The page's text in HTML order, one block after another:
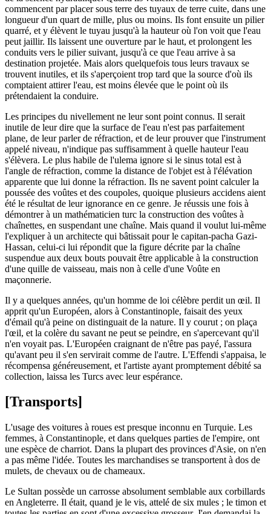
commencent par placer sous terre des tuyaux de terre cuite, dans une
longueur d'un quart de mille, plus ou moins. Ils font ensuite un pilier
quarré, et y élèvent le tuyau jusqu'à la hauteur où l'on voit que l'eau
peut jaillir. Ils laissent une ouverture par le haut, et prolongent les
conduits vers le pilier suivant, jusqu'à ce que l'eau arrive à sa
destination projetée. Mais alors quelquefois tous leurs travaux se
trouvent inutiles, et ils s'aperçoient trop tard que la source d'où ils
comptaient attirer l'eau, est moins élevée que le point où ils
prétendaient la conduire.
Les principes du nivellement ne leur sont point connus. Il serait
inutile de leur dire que la surface de l'eau n'est pas parfaitement
plane, de leur parler de réfraction, et de leur prouver que l'instrument
appelé niveau, n'indique pas suffisamment à quelle hauteur l'eau
s'élèvera. Le plus habile de l'ulema ignore si le sinus total est à
l'angle de réfraction, comme la distance de l'objet est à l'élévation
apparente que lui donne la réfraction. Ils ne savent point calculer la
poussée des voûtes et des coupoles, quoique plusieurs accidens aient
été le résultat de leur ignorance en ce genre. Je réussis une fois à
démontrer à un mathématicien turc la construction des voûtes à
chaînettes, en suspendant une chaîne. Mais quand il voulut lui-même
l'expliquer à un architecte qui bâtissait pour le capitan-pacha Gazi-
Hassan, celui-ci lui répondit que la figure décrite par la chaîne
suspendue aux deux bouts pouvait être applicable à la construction
d'une quille de vaisseau, mais non à celle d'une Voûte en
maçonnerie.
Il y a quelques années, qu'un homme de loi célèbre perdit un œil. Il
apprit qu'un Européen, alors à Constantinople, faisait des yeux
d'émail qu'à peine on distinguait de la nature. Il y courut ; on plaça
l'œil, et la colère du savant ne peut se peindre, en s'apercevant qu'il
n'en voyait pas. L'Européen craignant de n'être pas payé, l'assura
qu'avant peu il s'en servirait comme de l'autre. L'Effendi s'appaisa, le
récompensa généreusement, et l'artiste ayant promptement débité sa
collection, laissa les Turcs avec leur espérance.
[Transports]
L'usage des voitures à roues est presque inconnu en Turquie. Les
femmes, à Constantinople, et dans quelques parties de l'empire, ont
une espèce de charriot. Dans la plupart des provinces d'Asie, on n'en
a pas même l'idée. Toutes les marchandises se transportent à dos de
mulets, de chevaux ou de chameaux.
Le Sultan possède un carrosse absolument semblable aux corbillards
en Angleterre. Il était, quand je le vis, attelé de six mules ; le timon et